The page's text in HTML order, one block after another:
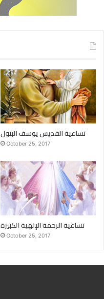
تساعية القديس يوسف البتول
October 25, 2017
تساعية الرحمة الإلهية الكبيرة
October 25, 2017